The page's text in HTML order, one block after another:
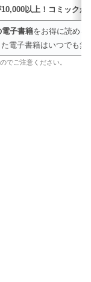
以上！コミックが
電子書籍をお得に読める
電子書籍はいつでも無
でご注意ください。